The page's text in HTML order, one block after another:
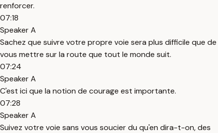
renforcer.
07:18
Speaker A
Sachez que suivre votre propre voie sera plus difficile que de
vous mettre sur la route que tout le monde suit.
07:24
Speaker A
C'est ici que la notion de courage est importante.
07:28
Speaker A
Suivez votre voie sans vous soucier du qu'en dira-t-on, des